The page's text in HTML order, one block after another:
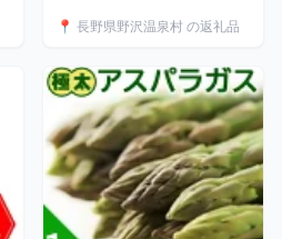
📍 長野県野沢温泉村 の返礼品